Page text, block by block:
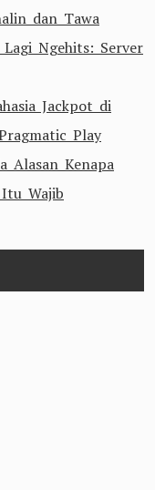
dan Tawa
Ngehits: Server
Jackpot di
Play
Alasan Kenapa
Wajib